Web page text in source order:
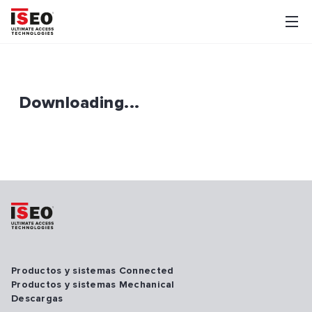
Downloading...
Productos y sistemas Connected
Productos y sistemas Mechanical
Descargas